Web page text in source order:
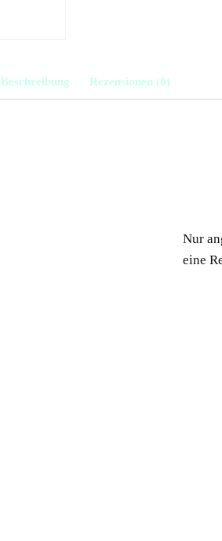
Beschreibung Rezensionen (0)
Nur
eine